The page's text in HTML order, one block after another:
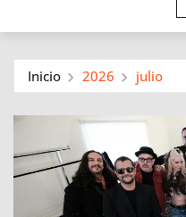
Inicio 2026 julio